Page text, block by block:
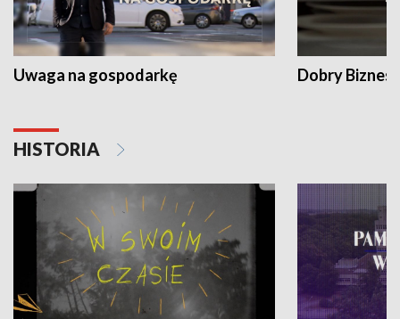
Uwaga na gospodarkę Dobry Biznes
HISTORIA